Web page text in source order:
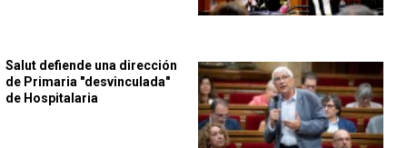
Salut defiende una dirección
de Primaria "desvinculada"
de Hospitalaria